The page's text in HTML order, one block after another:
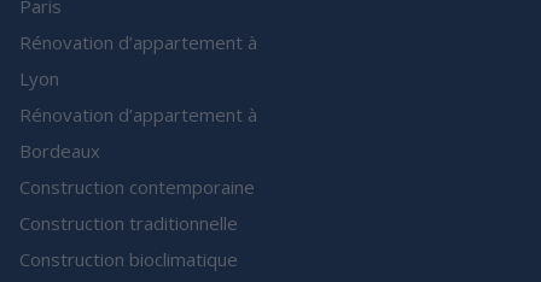
Paris
Rénovation d’appartement à
Lyon
Rénovation d’appartement à
Bordeaux
Construction contemporaine
Construction traditionnelle
Construction bioclimatique